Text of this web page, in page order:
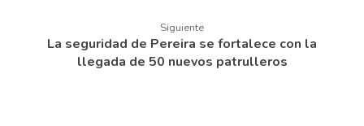
Siguiente
La seguridad de Pereira se fortalece con la
llegada de 50 nuevos patrulleros